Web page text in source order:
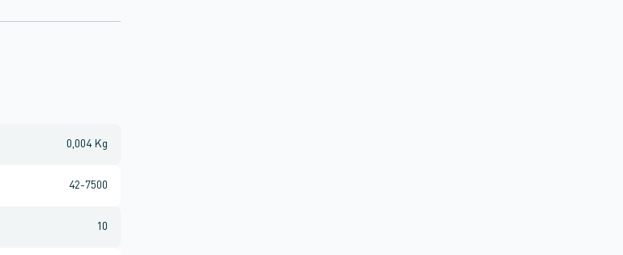
0,004 Kg
42-7500
10